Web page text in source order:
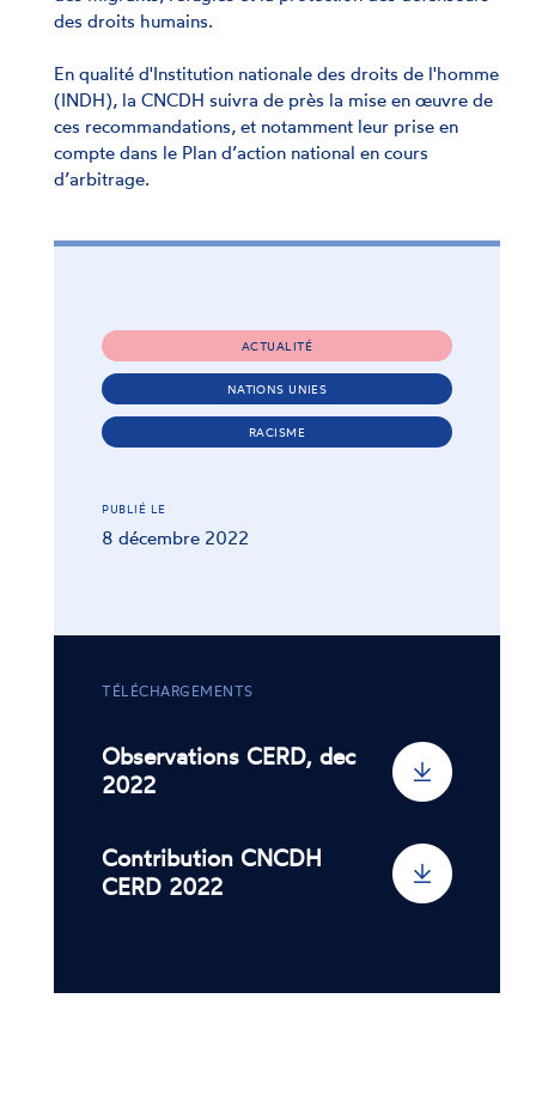
des droits humains.
En qualité d'Institution nationale des droits de l'homme
(INDH), la CNCDH suivra de près la mise en œuvre de
ces recommandations, et notamment leur prise en
compte dans le Plan d’action national en cours
d’arbitrage.
ACTUALITÉ
NATIONS UNIES
RACISME
PUBLIÉ LE
8 décembre 2022
TÉLÉCHARGEMENTS
Observations CERD, dec
2022
Contribution CNCDH
CERD 2022